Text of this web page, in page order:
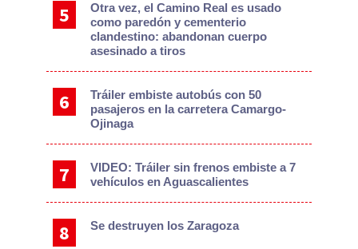
Otra vez, el Camino Real es usado
como paredón y cementerio
clandestino: abandonan cuerpo
asesinado a tiros
Tráiler embiste autobús con 50
pasajeros en la carretera Camargo-
Ojinaga
VIDEO: Tráiler sin frenos embiste a 7
vehículos en Aguascalientes
Se destruyen los Zaragoza